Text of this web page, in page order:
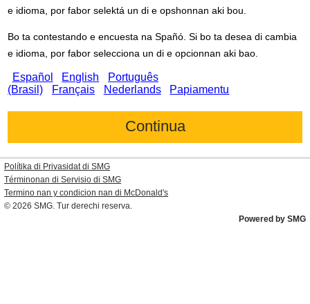
e idioma, por fabor selektá un di e opshonnan aki bou.
Bo ta contestando e encuesta na Spañó. Si bo ta desea di cambia
e idioma, por fabor selecciona un di e opcionnan aki bao.
Español English
Português
(Brasil)
Français Nederlands Papiamentu
Polítika di Privasidat di SMG
Términonan di Servisio di SMG
Termino nan y condicion nan di McDonald's
© 2026 SMG . Tur derechi reserva.
Powered by SMG